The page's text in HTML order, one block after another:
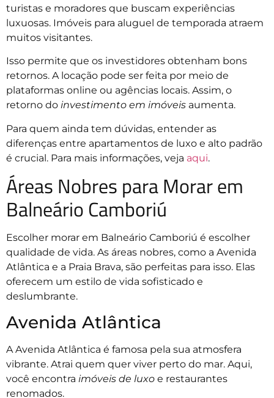
turistas e moradores que buscam experiências
luxuosas. Imóveis para aluguel de temporada atraem
muitos visitantes.
Isso permite que os investidores obtenham bons
retornos. A locação pode ser feita por meio de
plataformas online ou agências locais. Assim, o
retorno do investimento em imóveis aumenta.
Para quem ainda tem dúvidas, entender as
diferenças entre apartamentos de luxo e alto padrão
é crucial. Para mais informações, veja aqui.
Áreas Nobres para Morar em
Balneário Camboriú
Escolher morar em Balneário Camboriú é escolher
qualidade de vida. As áreas nobres, como a Avenida
Atlântica e a Praia Brava, são perfeitas para isso. Elas
oferecem um estilo de vida sofisticado e
deslumbrante.
Avenida Atlântica
A Avenida Atlântica é famosa pela sua atmosfera
vibrante. Atrai quem quer viver perto do mar. Aqui,
você encontra imóveis de luxo e restaurantes
renomados.